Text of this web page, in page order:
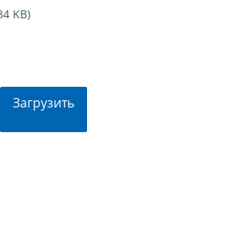
KB)
Загрузить